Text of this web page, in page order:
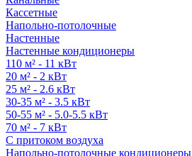
Кассетные
Напольно-потолочные
Настенные
Настенные кондиционеры
110 м² - 11 кВт
20 м² - 2 кВт
25 м² - 2.6 кВт
30-35 м² - 3.5 кВт
50-55 м² - 5.0-5.5 кВт
70 м² - 7 кВт
С притоком воздуха
Напольно-потолочные кондиционеры